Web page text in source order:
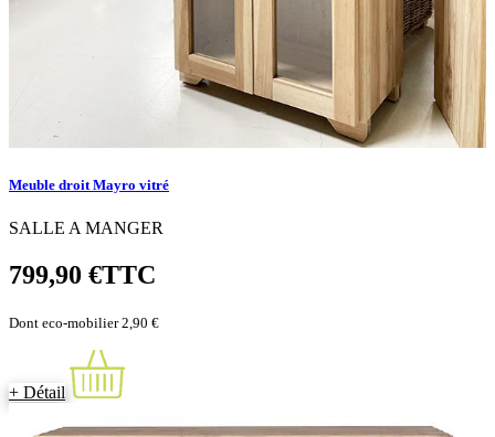
Meuble droit Mayro vitré
SALLE A MANGER
799,90 €TTC
Dont eco-mobilier 2,90 €
+ Détail